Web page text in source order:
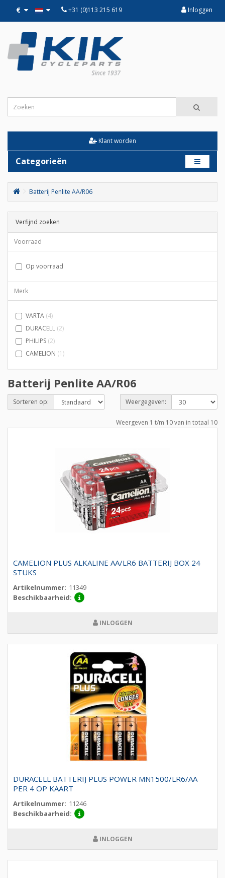
€ +31 (0)113 215 619 Inloggen
Klant worden
Categorieën
Batterij Penlite AA/R06
Verfijnd zoeken
Voorraad
Op voorraad
Merk
VARTA (4)
DURACELL (2)
PHILIPS (2)
CAMELION (1)
Batterij Penlite AA/R06
Sorteren op: Weergegeven:
Weergeven 1 t/m 10 van in totaal 10
CAMELION PLUS ALKALINE AA/LR6 BATTERIJ BOX 24
STUKS
Artikelnummer: 11349
Beschikbaarheid:
INLOGGEN
DURACELL BATTERIJ PLUS POWER MN1500/LR6/AA
PER 4 OP KAART
Artikelnummer: 11246
Beschikbaarheid:
INLOGGEN